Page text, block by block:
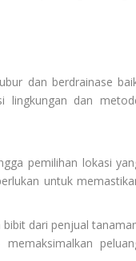
dan berdrainase
lingkungan dan
pemilihan lokasi
untuk
dari penjual